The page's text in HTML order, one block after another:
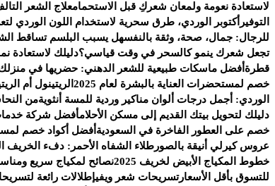
لاستعادة نعومة ولمعان شعركِ قبل الاستحمامعلاج الشعر
التوفير أكتوبر الوردي، طرق سحرية لاستخدام اللون الوردي
للرجال: جمال، صحة، وثقة بالنفسهل يسبب البلسم تساقط
تجعل شعرك ينمو كالسحر في وقت قياسي؟دليلك لاستعادة
قطرة أفضل ماسكات طبيعية للشعر الدهني: حضريها في
خصم لمستحضرات العناية بالبشرة لعام 2025
الريتينول أم
الوردي: أجمل درجات ألوان مناكير وردية للمسة أنثويةمن
دليلك لتحويل بيتك القديم إلى مسكن الأحلامأفضل شركة
خصم على العطور الفاخرة في السعودية أفضل أكواد خصم
عروس كيرلي أنيقة بالصور طلاء الشفاه الأحمر: دفء الخريف
خطوط المكياج الأبيض لخريف 2025
نصائح لمكياج سريع
للتسوق بأقل الأسعارتسريحات شعر ويفيإطلالات رائعة